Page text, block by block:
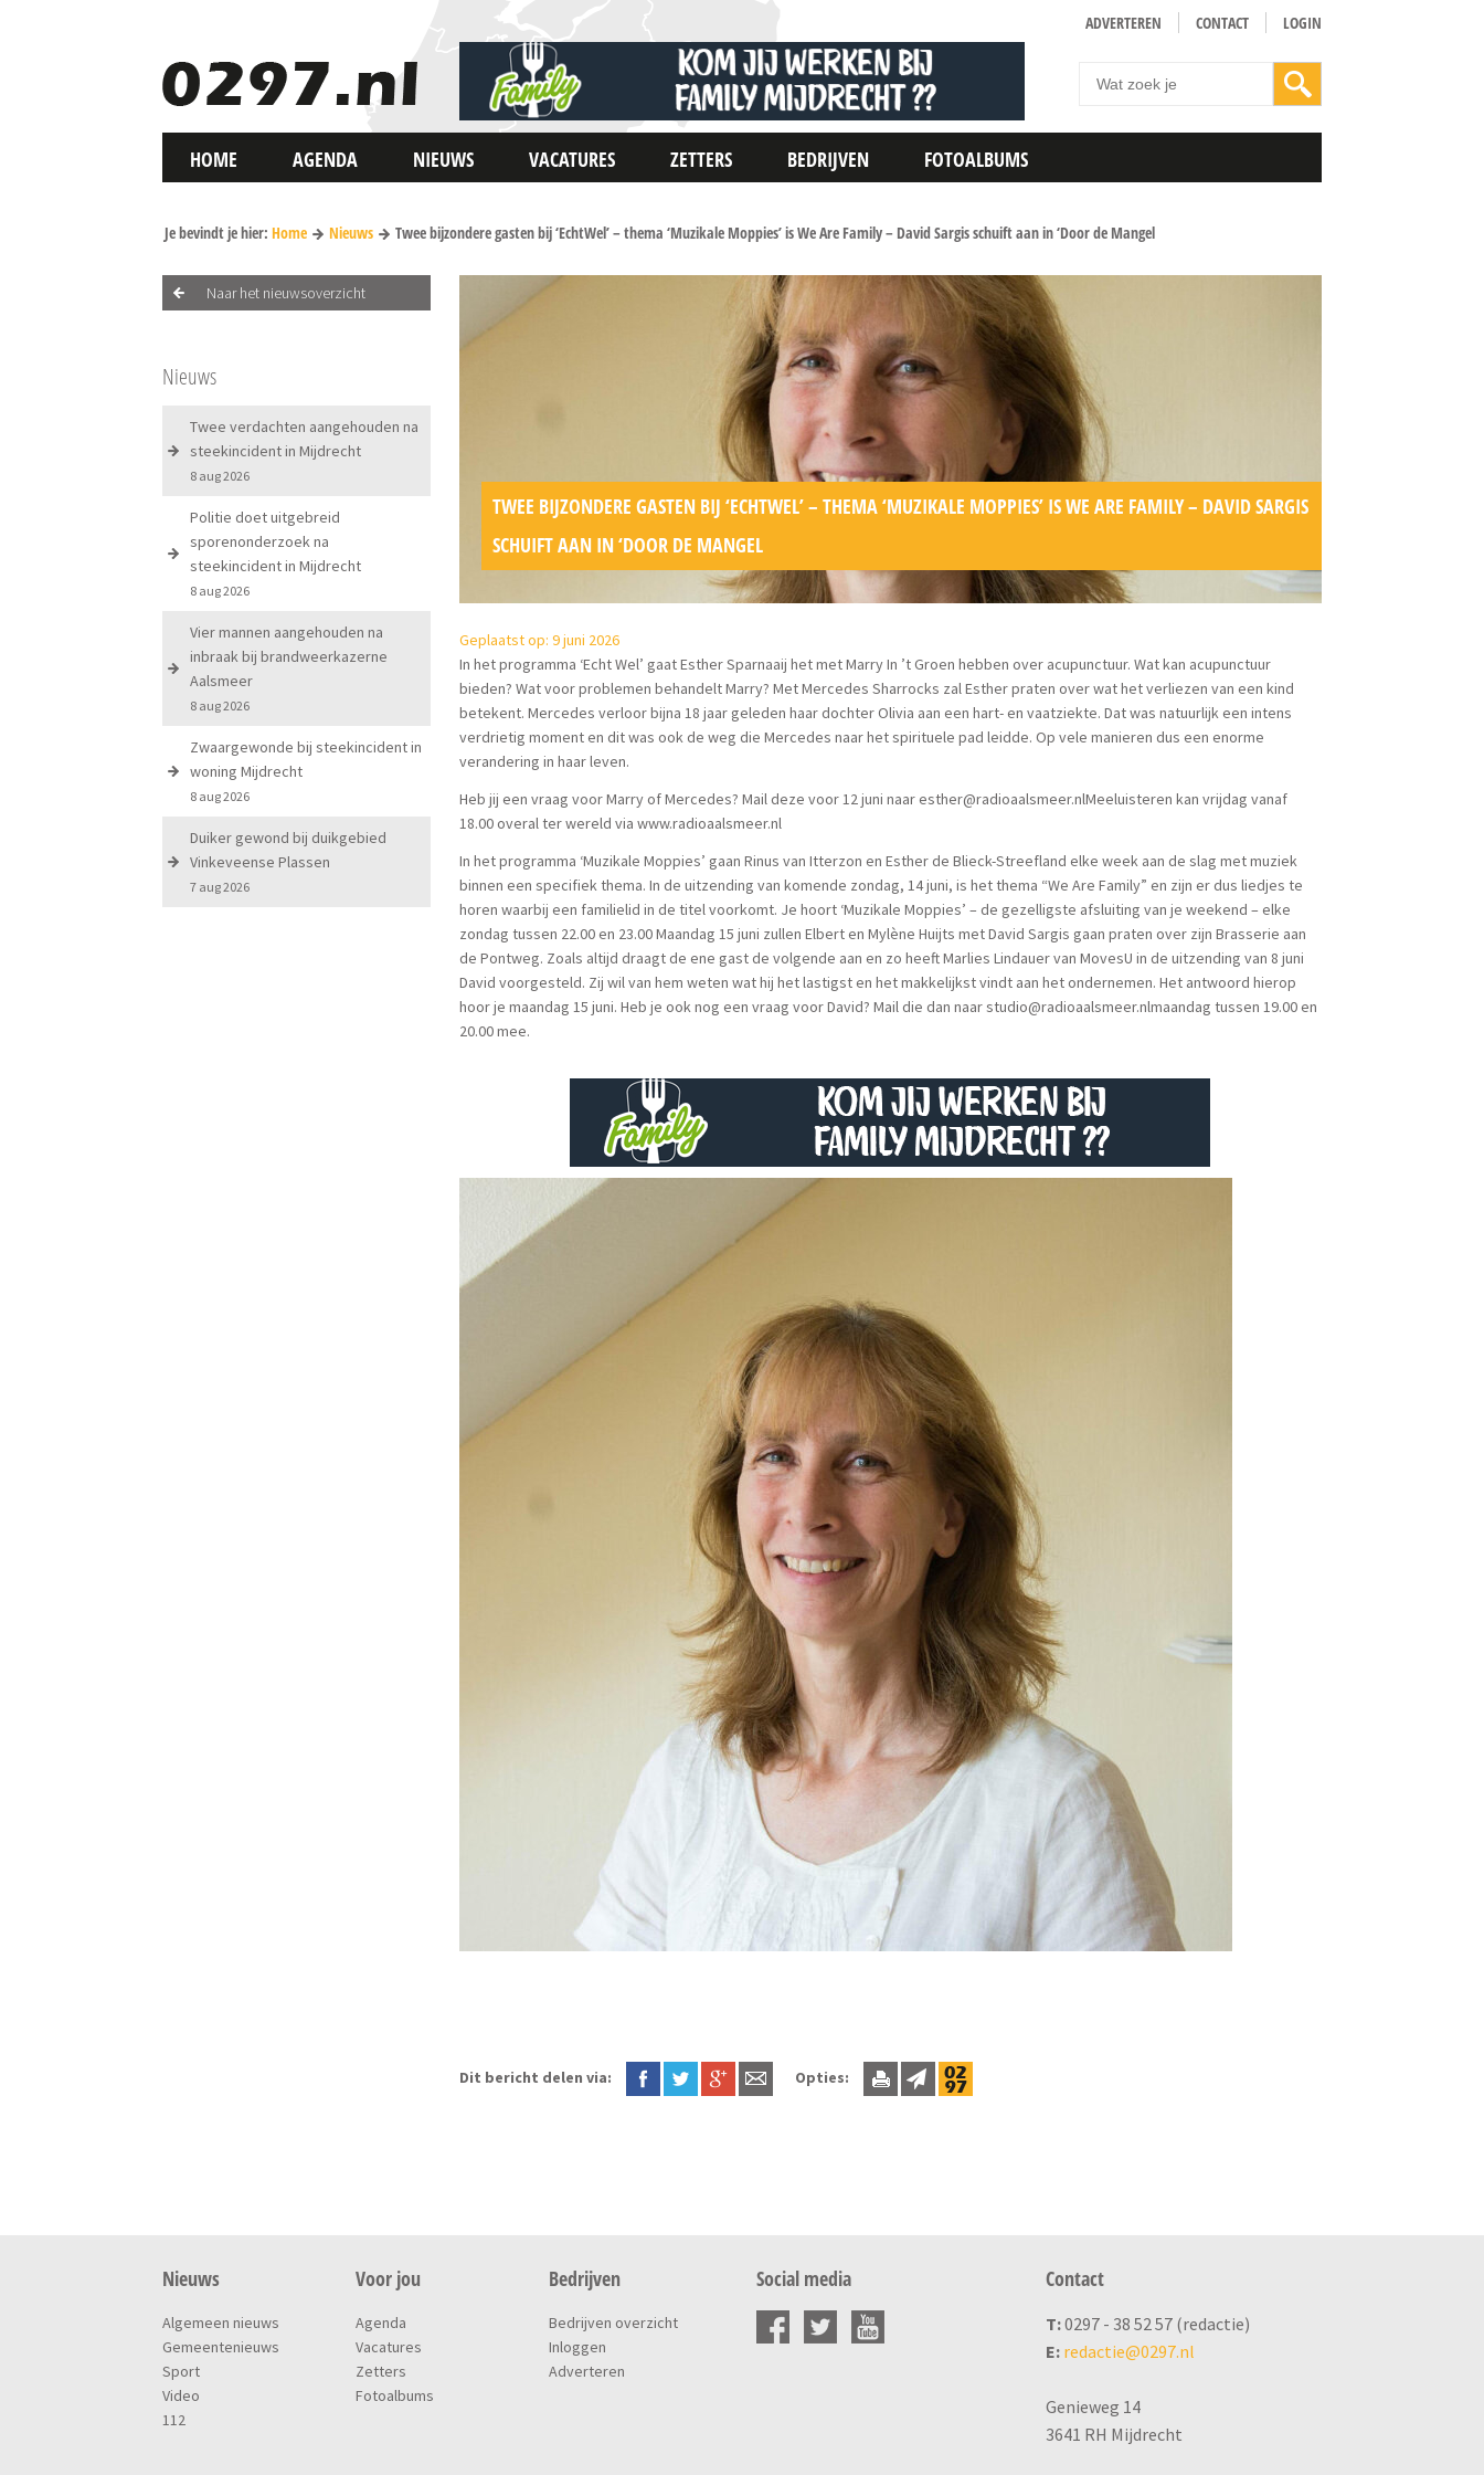
ADVERTEREN CONTACT LOGIN
HOME AGENDA NIEUWS VACATURES ZETTERS BEDRIJVEN FOTOALBUMS
Je bevindt je hier: Home Nieuws Twee bijzondere gasten bij ‘EchtWel’ – thema ‘Muzikale Moppies’ is We Are Family – David Sargis schuift aan in ‘Door de Mangel
Naar het nieuwsoverzicht
Nieuws
Twee verdachten aangehouden na
steekincident in Mijdrecht
8 aug 2026
Politie doet uitgebreid
sporenonderzoek na
steekincident in Mijdrecht
8 aug 2026
Vier mannen aangehouden na
inbraak bij brandweerkazerne
Aalsmeer
8 aug 2026
Zwaargewonde bij steekincident in
woning Mijdrecht
8 aug 2026
Duiker gewond bij duikgebied
Vinkeveense Plassen
7 aug 2026
TWEE BIJZONDERE GASTEN BIJ ‘ECHTWEL’ – THEMA ‘MUZIKALE MOPPIES’ IS WE ARE FAMILY – DAVID SARGIS
SCHUIFT AAN IN ‘DOOR DE MANGEL
Geplaatst op: 9 juni 2026
In het programma ‘Echt Wel’ gaat Esther Sparnaaij het met Marry In ’t Groen hebben over acupunctuur. Wat kan acupunctuur
bieden? Wat voor problemen behandelt Marry? Met Mercedes Sharrocks zal Esther praten over wat het verliezen van een kind
betekent. Mercedes verloor bijna 18 jaar geleden haar dochter Olivia aan een hart- en vaatziekte. Dat was natuurlijk een intens
verdrietig moment en dit was ook de weg die Mercedes naar het spirituele pad leidde. Op vele manieren dus een enorme
verandering in haar leven.
Heb jij een vraag voor Marry of Mercedes? Mail deze voor 12 juni naar esther@radioaalsmeer.nlMeeluisteren kan vrijdag vanaf
18.00 overal ter wereld via www.radioaalsmeer.nl
In het programma ‘Muzikale Moppies’ gaan Rinus van Itterzon en Esther de Blieck-Streefland elke week aan de slag met muziek
binnen een specifiek thema. In de uitzending van komende zondag, 14 juni, is het thema “We Are Family” en zijn er dus liedjes te
horen waarbij een familielid in de titel voorkomt. Je hoort ‘Muzikale Moppies’ – de gezelligste afsluiting van je weekend – elke
zondag tussen 22.00 en 23.00 Maandag 15 juni zullen Elbert en Mylène Huijts met David Sargis gaan praten over zijn Brasserie aan
de Pontweg. Zoals altijd draagt de ene gast de volgende aan en zo heeft Marlies Lindauer van MovesU in de uitzending van 8 juni
David voorgesteld. Zij wil van hem weten wat hij het lastigst en het makkelijkst vindt aan het ondernemen. Het antwoord hierop
hoor je maandag 15 juni. Heb je ook nog een vraag voor David? Mail die dan naar studio@radioaalsmeer.nlmaandag tussen 19.00 en
20.00 mee.
Dit bericht delen via: Opties:
Nieuws
Algemeen nieuws
Gemeentenieuws
Sport
Video
112
Voor jou
Agenda
Vacatures
Zetters
Fotoalbums
Bedrijven
Bedrijven overzicht
Inloggen
Adverteren
Social media Contact
T:0297 - 38 52 57 (redactie)
E: redactie@0297.nl
Genieweg 14
3641 RH Mijdrecht